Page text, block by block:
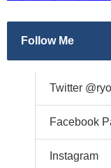
Follow Me
Twitter
Facebook
Instagram